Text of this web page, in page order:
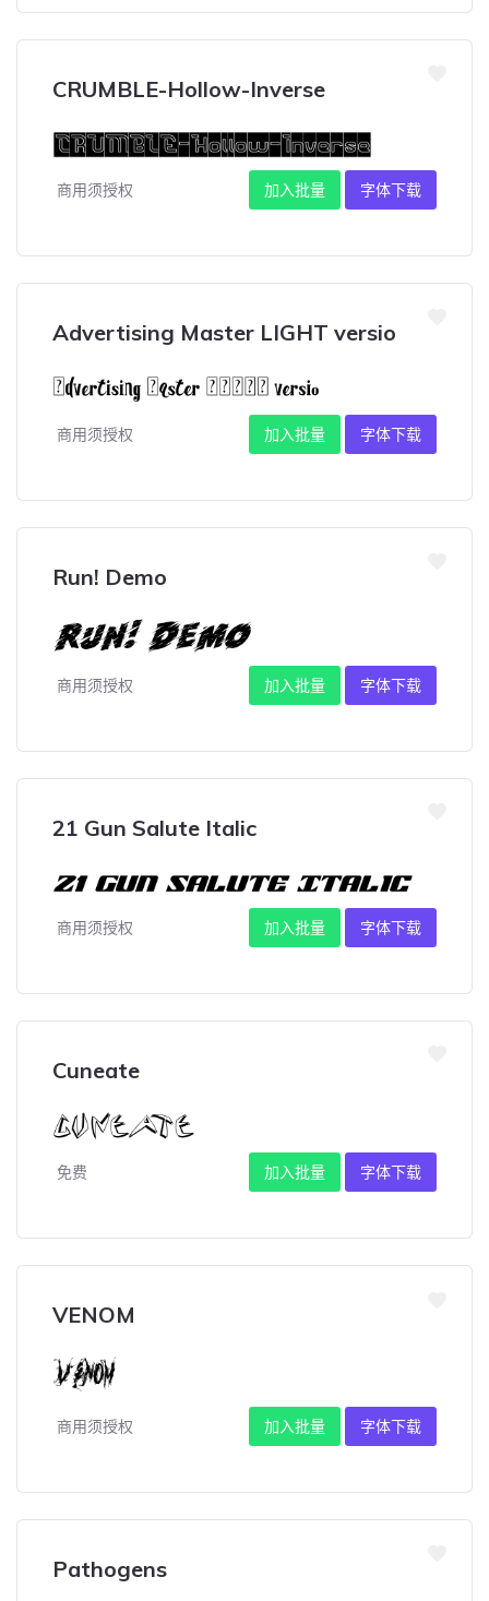
CRUMBLE-Hollow-Inverse
商用须授权 加入批量 字体下载
Advertising Master LIGHT versio
商用须授权 加入批量 字体下载
Run! Demo
商用须授权 加入批量 字体下载
21 Gun Salute Italic
商用须授权 加入批量 字体下载
Cuneate
免费 加入批量 字体下载
VENOM
商用须授权 加入批量 字体下载
Pathogens